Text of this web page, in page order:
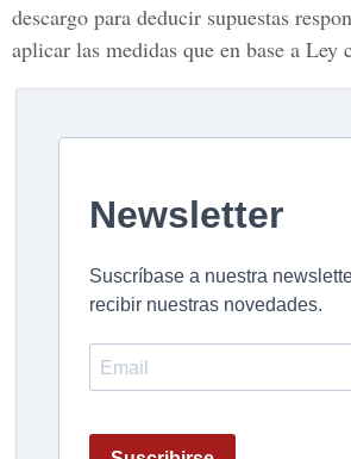
descargo para deducir supuestas
aplicar las medidas que en base a Ley